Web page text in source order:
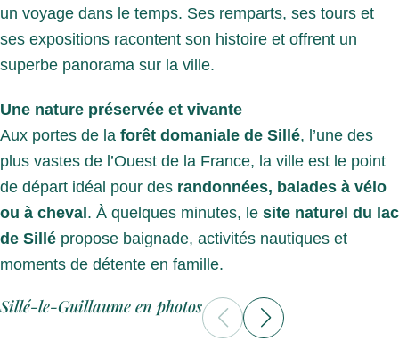
un voyage dans le temps. Ses remparts, ses tours et
ses expositions racontent son histoire et offrent un
superbe panorama sur la ville.
Une nature préservée et vivante
Aux portes de la forêt domaniale de Sillé, l’une des
plus vastes de l’Ouest de la France, la ville est le point
de départ idéal pour des randonnées, balades à vélo
ou à cheval . À quelques minutes, le site naturel du lac
de Sillé propose baignade, activités nautiques et
moments de détente en famille.
Sillé-le-Guillaume en photos